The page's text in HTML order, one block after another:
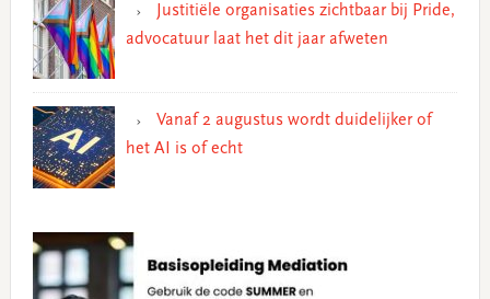
Justitiële organisaties zichtbaar bij Pride,
advocatuur laat het dit jaar afweten
Vanaf 2 augustus wordt duidelijker of
het AI is of echt